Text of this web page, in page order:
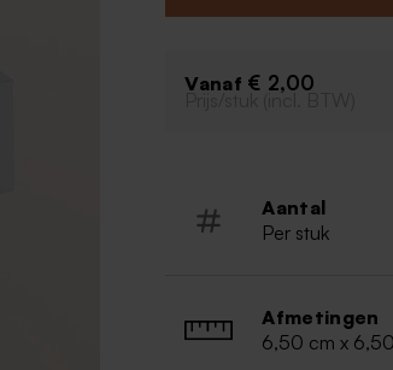
nude kleuren, voor een
Vanaf € 2,00
Prijs/stuk (incl. BTW)
Aantal
Per stuk
Afmetingen
6,50 cm x